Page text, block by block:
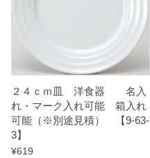
a
n
t
i
t
２４ｃｍ皿 洋食器 名入
れ・マーク入れ可能 箱入れ
可能（※別途見積） 【9-63-
3】
¥619